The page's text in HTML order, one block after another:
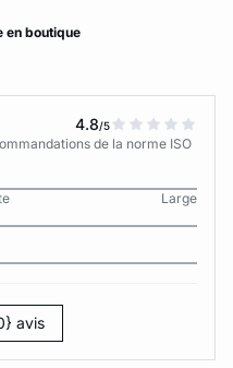
en boutique
4.8/5
de la norme ISO
Large
avis